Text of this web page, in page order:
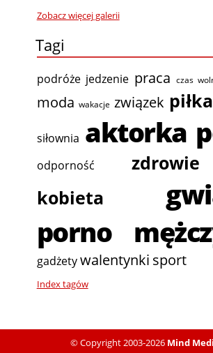
Zobacz więcej galerii
Tagi
podróże jedzenie praca czas
moda wakacje związek
siłownia aktorka
odporność zdrowie
kobieta
porno
gadżetywalentynki sport
Index tagów
© Copyright 2003-2026 Mind